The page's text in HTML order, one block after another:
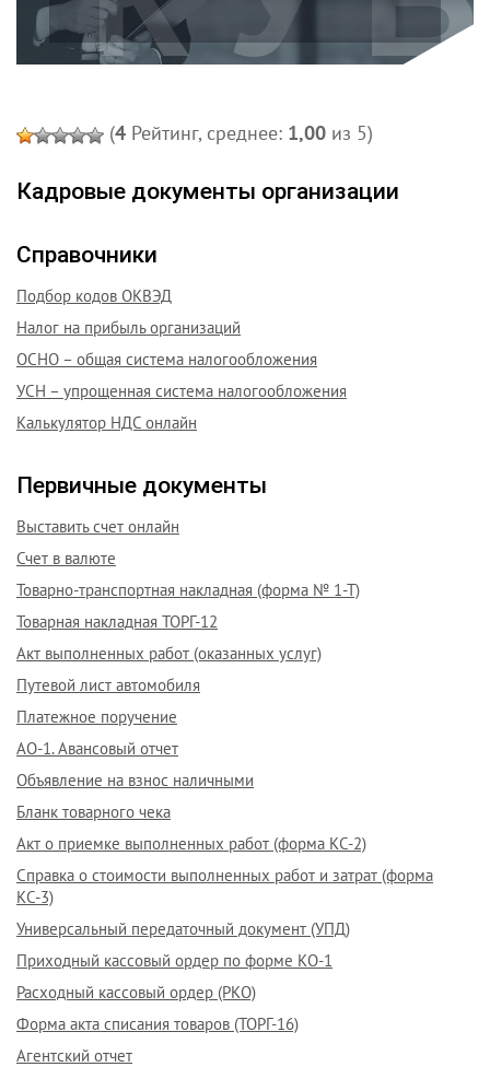
(4 Рейтинг, среднее: 1,00 из 5)
Кадровые документы организации
Справочники
Подбор кодов ОКВЭД
Налог на прибыль организаций
ОСНО – общая система налогообложения
УСН – упрощенная система налогообложения
Калькулятор НДС онлайн
Первичные документы
Выставить счет онлайн
Счет в валюте
Товарно-транспортная накладная (форма № 1-Т)
Товарная накладная ТОРГ-12
Акт выполненных работ (оказанных услуг)
Путевой лист автомобиля
Платежное поручение
АО-1. Авансовый отчет
Объявление на взнос наличными
Бланк товарного чека
Акт о приемке выполненных работ (форма КС-2)
Справка о стоимости выполненных работ и затрат (форма
КС-3)
Универсальный передаточный документ (УПД)
Приходный кассовый ордер по форме КО-1
Расходный кассовый ордер (РКО)
Форма акта списания товаров (ТОРГ-16)
Агентский отчет